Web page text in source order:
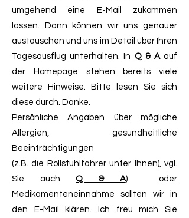
umgehend eine E-Mail zukommen
lassen. Dann können wir uns genauer
austauschen und uns im Detail über Ihren
Tagesausflug unterhalten. In Q & Aauf
der Homepage stehen bereits viele
weitere Hinweise. Bitte lesen Sie sich
diese durch. Danke.
Persönliche Angaben über mögliche
Allergien, gesundheitliche
Beeinträchtigungen
(z.B. die Rollstuhlfahrer unter Ihnen), vgl.
Sie auchQ & A) oder
Medikamenteneinnahme sollten wir in
den E-Mail klären. Ich freu mich Sie